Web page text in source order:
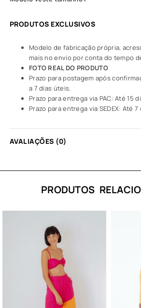
PRODUTOS EXCLUSIVOS
Modelo de fabricação própria,
mais no envio por conta do tempo
FOTO REAL DO PRODUTO
Prazo para postagem após
a 7 dias úteis.
Prazo para entrega via PAC: Até 15
Prazo para entrega via SEDEX: Até
AVALIAÇÕES (0)
PRODUTOS